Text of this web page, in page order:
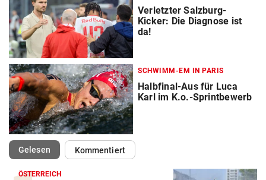
Verletzter Salzburg-
Kicker: Die Diagnose ist
da!
SCHWIMM-EM IN PARIS
Halbfinal-Aus für Luca
Karl im K.o.-Sprintbewerb
Gelesen(ausgewählt)Kommentiert
ÖSTERREICH